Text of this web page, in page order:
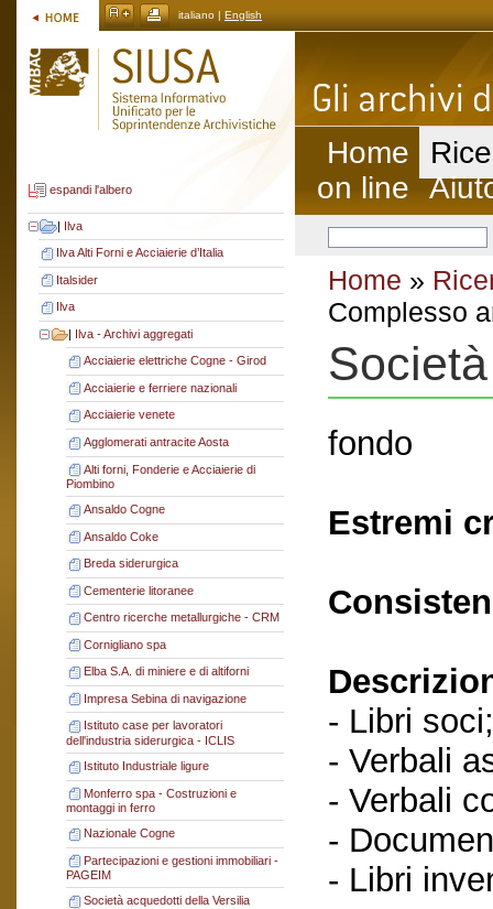
italiano | English
espandi l'albero
| Ilva
Ilva Alti Forni e Acciaierie d’Italia
Italsider
Ilva
| Ilva - Archivi aggregati
Acciaierie elettriche Cogne - Girod
Acciaierie e ferriere nazionali
Acciaierie venete
Agglomerati antracite Aosta
Alti forni, Fonderie e Acciaierie di
Piombino
Ansaldo Cogne
Ansaldo Coke
Breda siderurgica
Cementerie litoranee
Centro ricerche metallurgiche - CRM
Cornigliano spa
Elba S.A. di miniere e di altiforni
Impresa Sebina di navigazione
Istituto case per lavoratori
dell'industria siderurgica - ICLIS
Istituto Industriale ligure
Monferro spa - Costruzioni e
montaggi in ferro
Nazionale Cogne
Partecipazioni e gestioni immobiliari -
PAGEIM
Società acquedotti della Versilia
Home
on line
Home »
Complesso
fondo
Estremi
- Libri soci;
- Verbali
- Verbali
-
- Libri